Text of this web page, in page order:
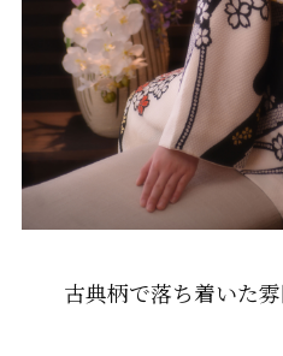
古典柄で落ち着いた